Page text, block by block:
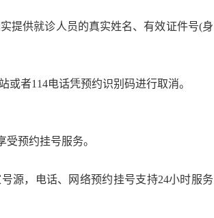
提供就诊人员的真实姓名、有效证件号(身
者114电话凭预约识别码进行取消。
预约挂号服务。
源，电话、网络预约挂号支持24小时服务